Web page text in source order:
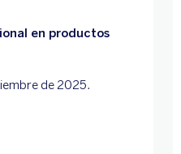
en productos
de 2025.